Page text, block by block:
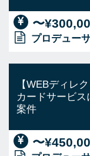
〜
プロデュー
【WEBディレ
カードサービス
案件
〜